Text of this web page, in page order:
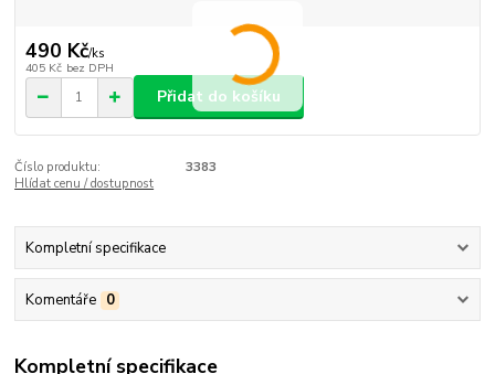
490 Kč/ks
405 Kč bez DPH
Přidat do košíku
Číslo produktu:
3383
Hlídat cenu / dostupnost
Kompletní specifikace
Komentáře 0
Kompletní specifikace